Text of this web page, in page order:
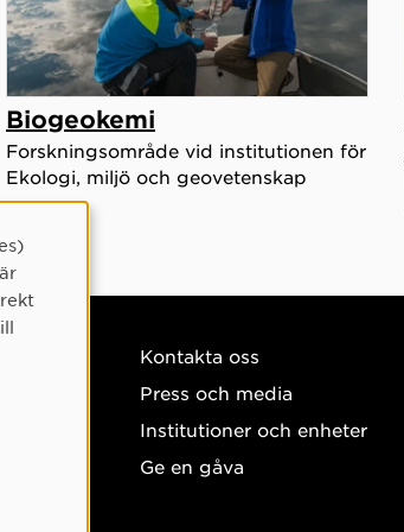
Biogeokemi
Forskningsområde vid institutionen för
Ekologi, miljö och geovetenskap
50 00
Kontakta oss
Press och media
Institutioner och enheter
Ge en gåva